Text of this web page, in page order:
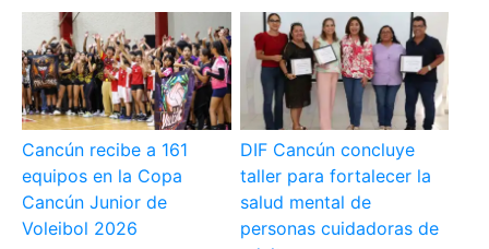
Cancún recibe a 161
equipos en la Copa
Cancún Junior de
Voleibol 2026
DIF Cancún concluye
taller para fortalecer la
salud mental de
personas cuidadoras de